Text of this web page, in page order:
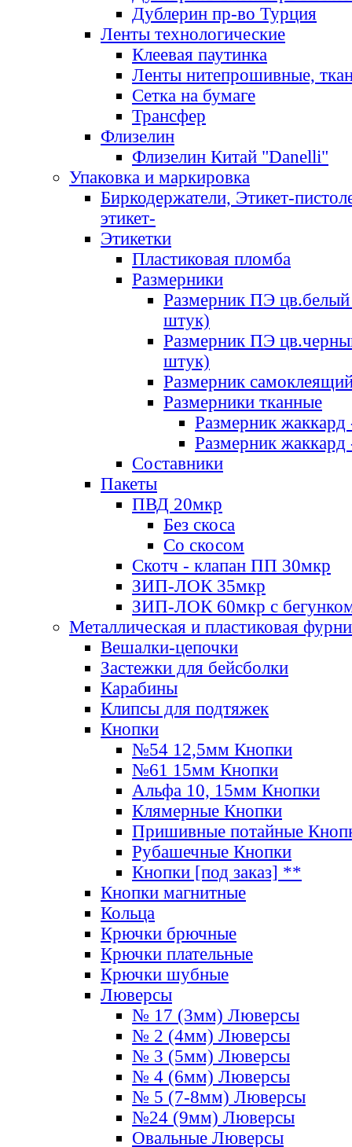
Дублерин пр-во Турция
Ленты технологические
Клеевая паутинка
Ленты нитепрошивные,
Сетка на бумаге
Трансфер
Флизелин
Флизелин Китай "Danelli"
Упаковка и маркировка
Биркодержатели, Этикет-
этикет-
Этикетки
Пластиковая пломба
Размерники
Размерник ПЭ цв.белый
штук)
Размерник ПЭ
штук)
Размерник
Размерники тканные
Размерник
Размерник
Составники
Пакеты
ПВД 20мкр
Без скоса
Со скосом
Скотч - клапан ПП 30мкр
ЗИП-ЛОК 35мкр
ЗИП-ЛОК 60мкр с
Металлическая и пластиковая
Вешалки-цепочки
Застежки для бейсболки
Карабины
Клипсы для подтяжек
Кнопки
№54 12,5мм Кнопки
№61 15мм Кнопки
Альфа 10, 15мм Кнопки
Клямерные Кнопки
Пришивные потайные
Рубашечные Кнопки
Кнопки [под заказ] **
Кнопки магнитные
Кольца
Крючки брючные
Крючки плательные
Крючки шубные
Люверсы
№ 17 (3мм) Люверсы
№ 2 (4мм) Люверсы
№ 3 (5мм) Люверсы
№ 4 (6мм) Люверсы
№ 5 (7-8мм) Люверсы
№24 (9мм) Люверсы
Овальные Люверсы